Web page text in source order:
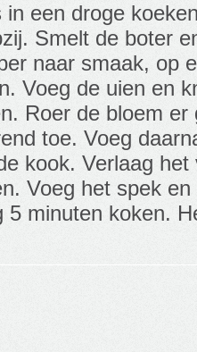
in een droge
Smelt de boter
naar smaak, op
Voeg de uien en
Roer de bloem
toe. Voeg
kook. Verlaag
Voeg het spek
5 minuten koken.